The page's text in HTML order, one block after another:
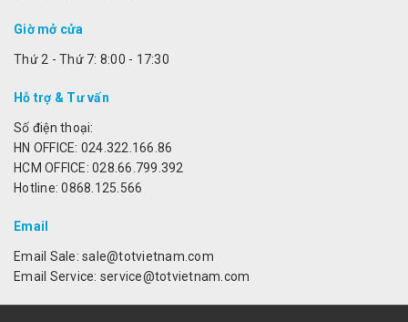
Giờ mở cửa
Thứ 2 - Thứ 7: 8:00 - 17:30
Hỗ trợ & Tư vấn
Số điện thoại:
HN OFFICE: 024.322.166.86
HCM OFFICE: 028.66.799.392
Hotline: 0868.125.566
Email
Email Sale: sale@totvietnam.com
Email Service: service@totvietnam.com